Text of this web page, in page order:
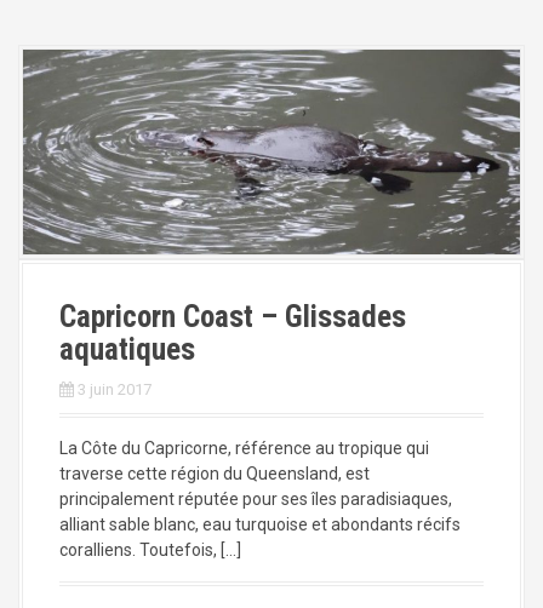
Capricorn Coast – Glissades
aquatiques
3 juin 2017
La Côte du Capricorne, référence au tropique qui
traverse cette région du Queensland, est
principalement réputée pour ses îles paradisiaques,
alliant sable blanc, eau turquoise et abondants récifs
coralliens. Toutefois, […]